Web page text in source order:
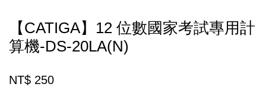
【CATIGA】12 位數國家考試專用計
算機-DS-20LA(N)
NT$ 250